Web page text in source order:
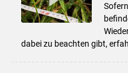
dabei zu beachten gibt,